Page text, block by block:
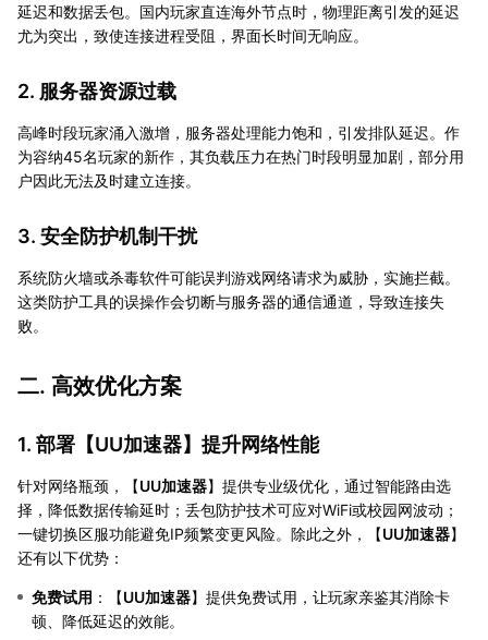
延迟和数据丢包。国内玩家直连海外节点时，物理距离引发的延迟
尤为突出，致使连接进程受阻，界面长时间无响应。
2. 服务器资源过载
高峰时段玩家涌入激增，服务器处理能力饱和，引发排队延迟。作
为容纳45名玩家的新作，其负载压力在热门时段明显加剧，部分用
户因此无法及时建立连接。
3. 安全防护机制干扰
系统防火墙或杀毒软件可能误判游戏网络请求为威胁，实施拦截。
这类防护工具的误操作会切断与服务器的通信通道，导致连接失
败。
二. 高效优化方案
1. 部署【UU加速器】提升网络性能
针对网络瓶颈，【UU加速器】提供专业级优化，通过智能路由选
择，降低数据传输延时；丢包防护技术可应对WiFi或校园网波动；
一键切换区服功能避免IP频繁变更风险。除此之外，【UU加速器】
还有以下优势：
免费试用 ：【UU加速器】提供免费试用，让玩家亲鉴其消除卡
顿、降低延迟的效能。